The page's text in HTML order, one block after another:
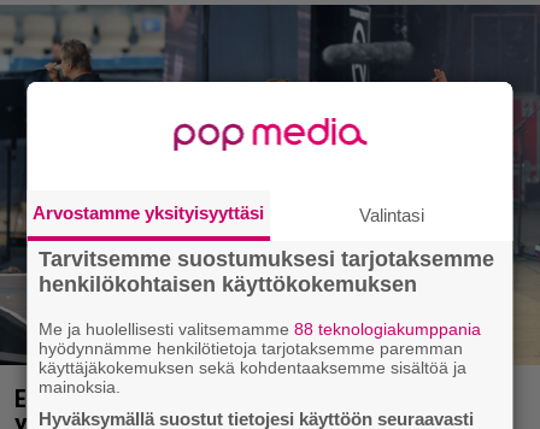
Eppu Normaalin viimeinen konsertti esitetään
Arvostamme yksityisyyttäsi Valintasi
Tarvitsemme suostumuksesi tarjotaksemme
henkilökohtaisen käyttökokemuksen
Me ja huolellisesti valitsemamme88 teknologiakumppania
hyödynnämme henkilötietoja tarjotaksemme paremman
käyttäjäkokemuksen sekä kohdentaaksemme sisältöä ja
mainoksia.
Hyväksymällä suostut tietojesi käyttöön seuraavasti